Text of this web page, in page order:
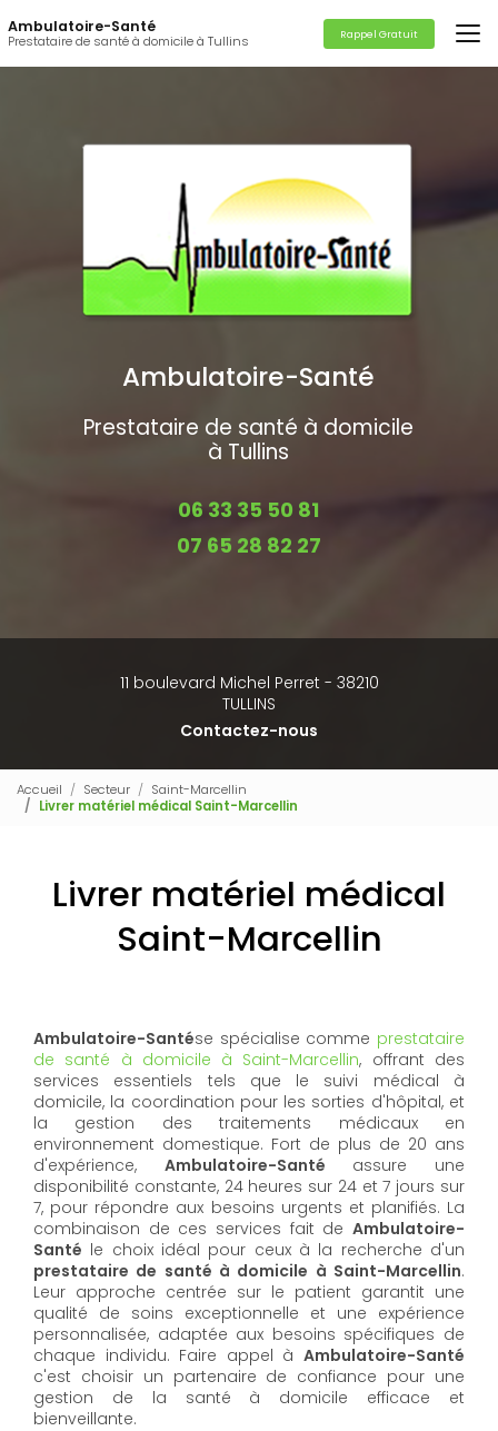
au
contenu
principal
Ambulatoire-Santé
Prestataire de santé à domicile à Tullins Rappel Gratuit
Ambulatoire-Santé
Prestataire de santé à domicile
à Tullins
06 33 35 50 81
07 65 28 82 27
11 boulevard Michel Perret - 38210
TULLINS
Contactez-nous
Accueil Secteur
Saint-Marcellin
Livrer matériel médical Saint-Marcellin
Livrer matériel médical
Saint-Marcellin
Ambulatoire-Santése spécialise comme prestataire
de santé à domicile à Saint-Marcellin, offrant des
services essentiels tels que le suivi médical à
domicile, la coordination pour les sorties d'hôpital, et
la gestion des traitements médicaux en
environnement domestique. Fort de plus de 20 ans
d'expérience, Ambulatoire-Santé assure une
disponibilité constante, 24 heures sur 24 et 7 jours sur
7, pour répondre aux besoins urgents et planifiés. La
combinaison de ces services fait de Ambulatoire-
Santé le choix idéal pour ceux à la recherche d'un
prestataire de santé à domicile à Saint-Marcellin.
Leur approche centrée sur le patient garantit une
qualité de soins exceptionnelle et une expérience
personnalisée, adaptée aux besoins spécifiques de
chaque individu. Faire appel à Ambulatoire-Santé
c'est choisir un partenaire de confiance pour une
gestion de la santé à domicile efficace et
bienveillante.